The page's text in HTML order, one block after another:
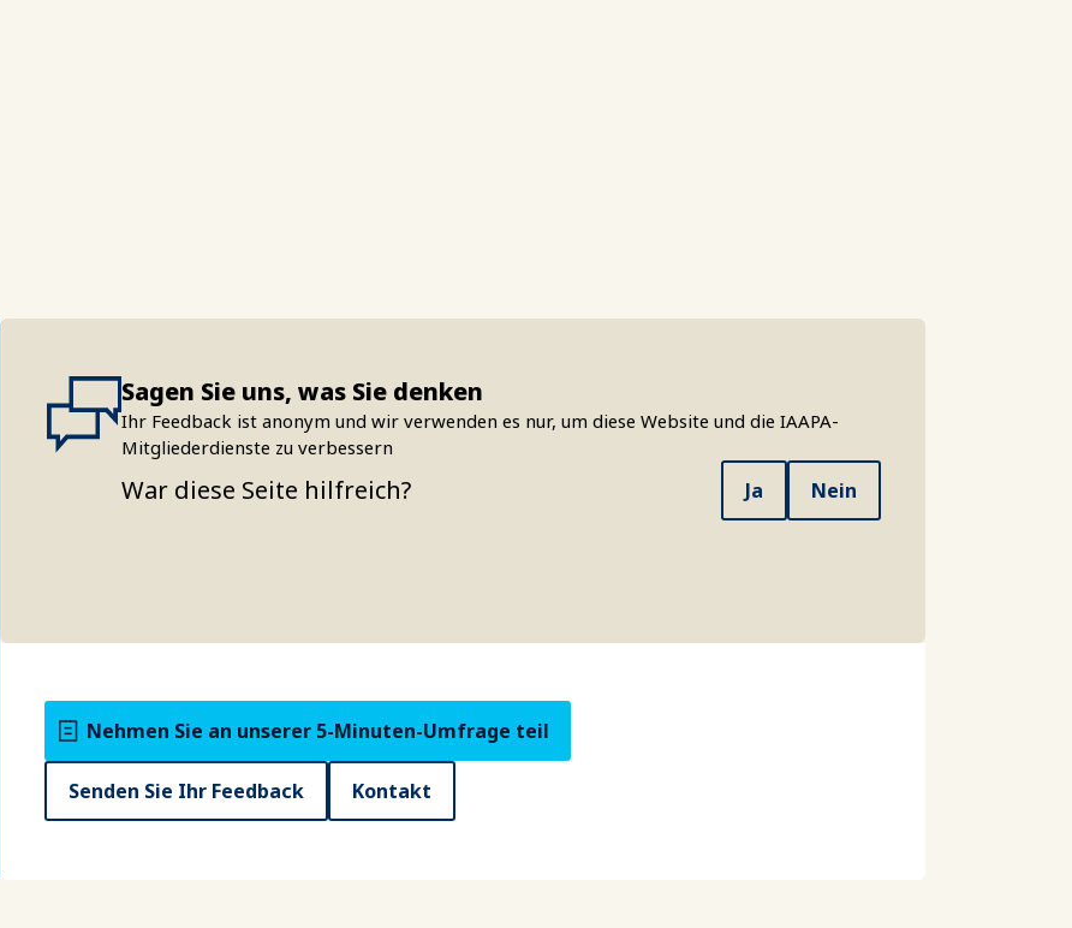
Sagen Sie uns, was Sie denken
Ihr Feedback ist anonym und wir verwenden es nur, um diese Website und die IAAPA-
Mitgliederdienste zu verbessern
War diese Seite hilfreich? Ja Nein
Nehmen Sie an unserer 5-Minuten-Umfrage teil
Senden Sie Ihr Feedback Kontakt